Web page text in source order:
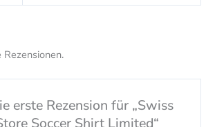
erste Rezension für „Swiss
Soccer Shirt Limited“